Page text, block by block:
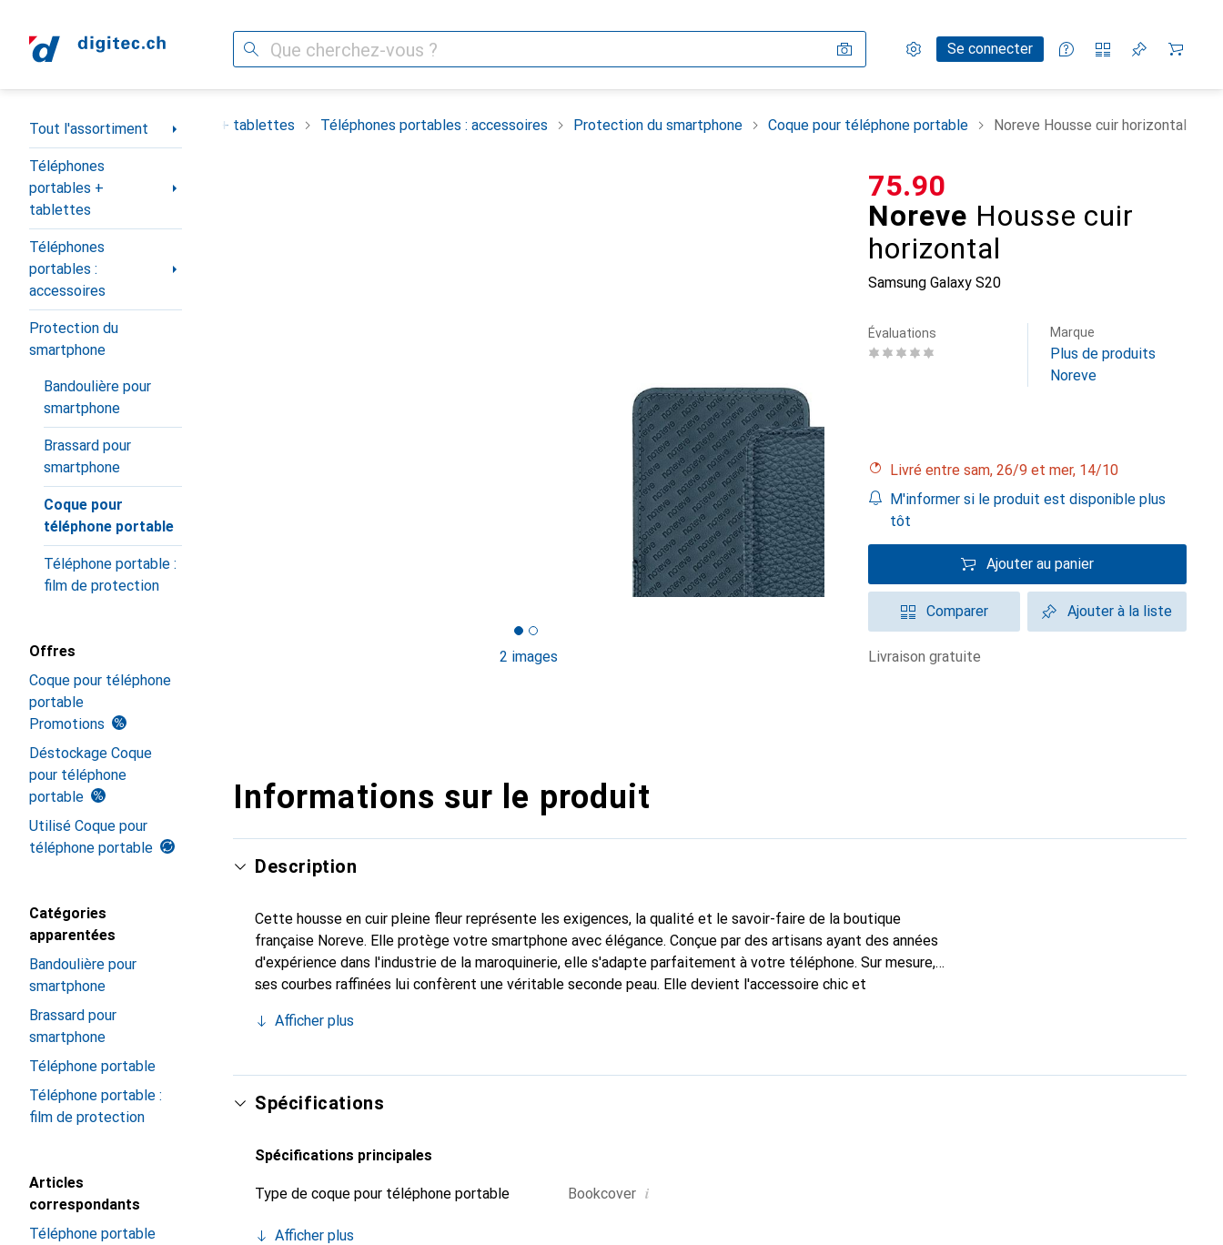
Recherche Paramètres
Compte clientSe connecter
Listes de comparaison
Listes d'envies
Panier
Navigation par catégorie
Tout l'assortiment
Téléphones
portables +
tablettes
Téléphones
portables :
accessoires
Protection du
smartphone
Bandoulière pour
smartphone
Brassard pour
smartphone
Coque pour
téléphone portable
Téléphone portable :
film de protection
Offres
Coque pour téléphone
portable
Promotions
Déstockage Coque
pour téléphone
portable
Utilisé Coque pour
téléphone portable
Catégories
apparentées
Bandoulière pour
smartphone
Brassard pour
smartphone
Téléphone portable
Téléphone portable :
film de protection
Articles
correspondants
Téléphone portable
Téléphones portables + tablettes Téléphones portables : accessoires Protection du smartphone Coque pour téléphone portable Noreve Housse cuir horizontal
2 images
Noreve Housse cuir
horizontal
Samsung Galaxy S20
CHF
75.90
Évaluations Marque
Plus de produits
Noreve
Livré entre sam, 26/9 et mer, 14/10
M'informer si le produit est disponible plus
tôt
Ajouter au panier
Comparer Ajouter à la liste
livraison gratuite
Informations sur le produit
Description
Cette housse en cuir pleine fleur représente les exigences, la qualité et le savoir-faire de la boutique
française Noreve. Elle protège votre smartphone avec élégance. Conçue par des artisans ayant des années
d'expérience dans l'industrie de la maroquinerie, elle s'adapte parfaitement à votre téléphone. Sur mesure,
ses courbes raffinées lui confèrent une véritable seconde peau. Elle devient l'accessoire chic et
de haute qualité et constitue un choix sûr pour une clientèle exigeante.
Afficher plus
Spécifications
Spécifications principales
Type de coque pour téléphone portable Bookcover i
Afficher plus